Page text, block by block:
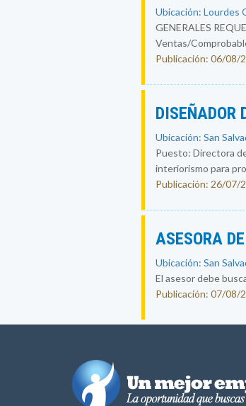
Ubicación: Lourdes
GENERALES
Ventas/
Publicación: 06/08/
DISEÑADOR
Ubicación: San
Puesto: Directora
interiorismo para
Publicación: 26/07/
ASESORA
Ubicación: San
El asesor debe
Publicación: 07/08/